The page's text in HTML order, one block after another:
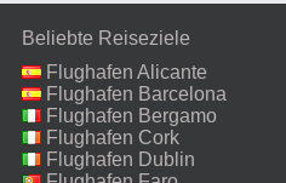
Beliebte Reiseziele
Flughafen Alicante
Flughafen Barcelona
Flughafen Bergamo
Flughafen Cork
Flughafen Dublin